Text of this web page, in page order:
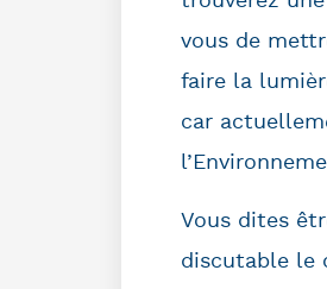
vous de
faire la
car
Vous dites
discutable le